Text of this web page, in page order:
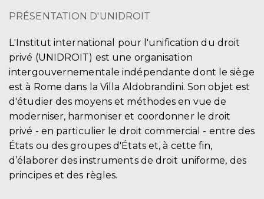
PRÉSENTATION D'UNIDROIT
L'Institut international pour l'unification du droit
privé (UNIDROIT) est une organisation
intergouvernementale indépendante dont le siège
est à Rome dans la Villa Aldobrandini. Son objet est
d'étudier des moyens et méthodes en vue de
moderniser, harmoniser et coordonner le droit
privé - en particulier le droit commercial - entre des
États ou des groupes d'États et, à cette fin,
d’élaborer des instruments de droit uniforme, des
principes et des règles.